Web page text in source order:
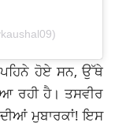
ਹੋਏ ਸਨ, ਉੱਥੇ
ਰਹੀ ਹੈ। ਤਸਵੀਰ
ਮੁਬਾਰਕਾਂ! ਇਸ